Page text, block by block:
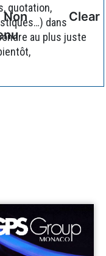
Non
Clear
quotation,
dans
au plus juste